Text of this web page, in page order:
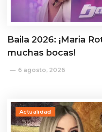
Baila 2026: ¡Maria
muchas bocas!
6 agosto, 2026
Actualidad